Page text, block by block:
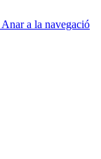
Anar a la navegació